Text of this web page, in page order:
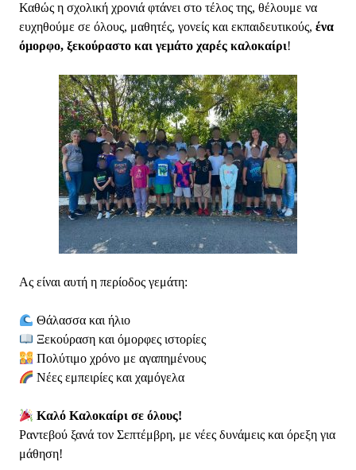
Καθώς η σχολική χρονιά φτάνει στο τέλος της, θέλουμε να
ευχηθούμε σε όλους, μαθητές, γονείς και εκπαιδευτικούς, ένα
όμορφο, ξεκούραστο και γεμάτο χαρές καλοκαίρι!
Ας είναι αυτή η περίοδος γεμάτη:
Θάλασσα και ήλιο
Ξεκούραση και όμορφες ιστορίες
Πολύτιμο χρόνο με αγαπημένους
Νέες εμπειρίες και χαμόγελα
Καλό Καλοκαίρι σε όλους!
Ραντεβού ξανά τον Σεπτέμβρη, με νέες δυνάμεις και όρεξη για
μάθηση!